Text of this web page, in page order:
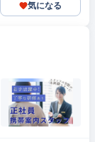
気になる